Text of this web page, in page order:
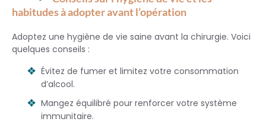
habitudes à adopter avant l’opération
Adoptez une hygiène de vie saine avant la chirurgie. Voici
quelques conseils :
Évitez de fumer et limitez votre consommation
d’alcool.
Mangez équilibré pour renforcer votre système
immunitaire.